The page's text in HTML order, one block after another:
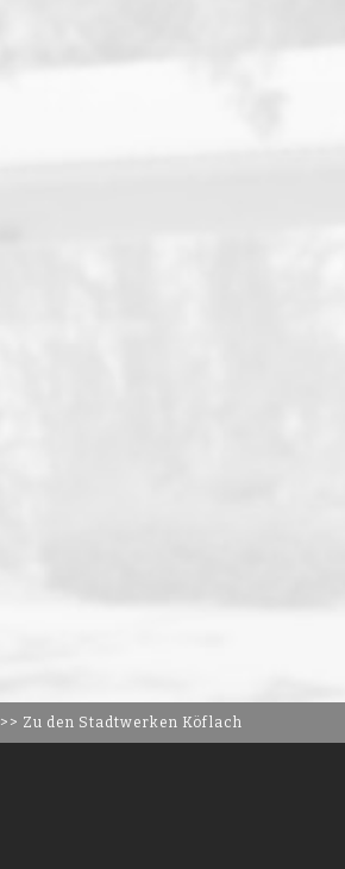
>> Zu den Stadtwerken Köflach